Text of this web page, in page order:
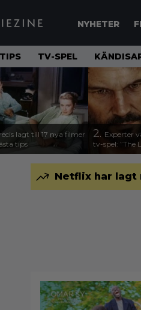
NYHETER
TV-SPEL
lagt till 17 nya filmer
tips
2. Experter
tv-spel: ”The
Netflix har lagt